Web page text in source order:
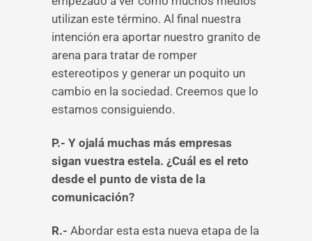
utilizan este término. Al final nuestra
intención era aportar nuestro granito de
arena para tratar de romper
estereotipos y generar un poquito un
cambio en la sociedad. Creemos que lo
estamos consiguiendo.
P.- Y ojalá muchas más empresas
sigan vuestra estela. ¿Cuál es el reto
desde el punto de vista de la
comunicación?
R.- Abordar esta esta nueva etapa de la